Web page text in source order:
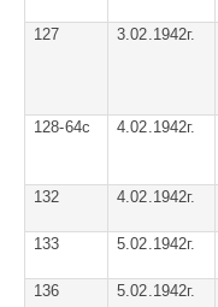
127
3.02.1942г.
128-64с
4.02.1942г.
132
4.02.1942г.
133
5.02.1942г.
136
5.02.1942г.